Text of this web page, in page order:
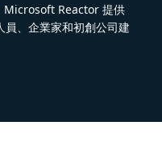
Microsoft Reactor 提供
、企業家和初創公司建